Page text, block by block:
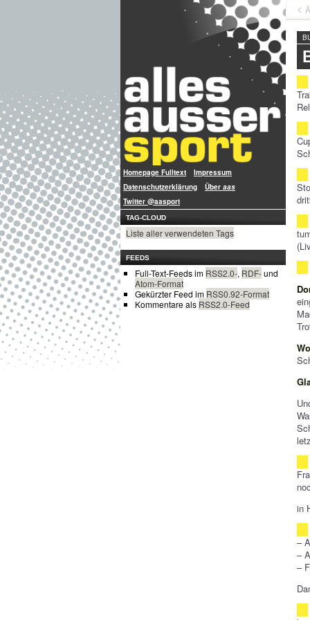
Homepage Fulltext
Impressum
Datenschutzerklärung
Über aas
Twitter @aasport
TAG-CLOUD
Liste aller verwendeten Tags
FEEDS
Full-Text-Feeds im RSS2.0-, RDF-und
Atom-Format
Gekürzter Feed im RSS0.92-Format
Kommentare als RSS2.0-Feed
in
–
–
–